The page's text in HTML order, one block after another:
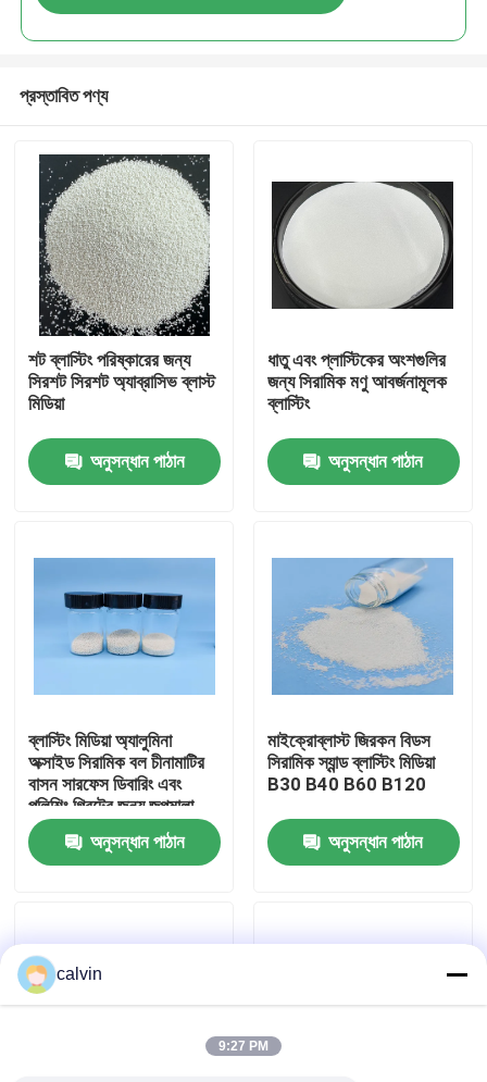
আমাদের সম্পর্কে
কারখানা ভ্রমণ
মান নিয়ন্ত্রণ
আমাদের সাথে যোগাযোগ করুন
উদ্ধৃতির জন্য আবেদন
সিরামিক পুঁতি বিস্ফোরণ
প্রস্তাবিত পণ্য
শট ব্লাস্টিং পরিষ্কারের জন্য
সিরশট সিরশট অ্যাব্রাসিভ ব্লাস্ট
মিডিয়া
অনুসন্ধান পাঠান
ধাতু এবং প্লাস্টিকের অংশগুলির
জন্য সিরামিক মণু আবর্জনামূলক
ব্লাস্টিং
অনুসন্ধান পাঠান
ব্লাস্টিং মিডিয়া অ্যালুমিনা
অক্সাইড সিরামিক বল চীনামাটির
বাসন সারফেস ডিবারিং এবং
পলিশিং গ্রিটের জন্য জপমালা
নাকাল 36 কাস্টমাইজড
অনুসন্ধান পাঠান
মাইক্রোব্লাস্ট জিরকন বিডস
সিরামিক স্যান্ড ব্লাস্টিং মিডিয়া
B30 B40 B60 B120
অনুসন্ধান পাঠান
calvin
9:27 PM